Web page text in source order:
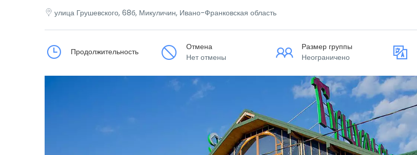
улица Грушевского, 68б, Микуличин, Ивано-Франковская область
Продолжительность
Отмена
Нет отмены
Размер группы
Неограничено